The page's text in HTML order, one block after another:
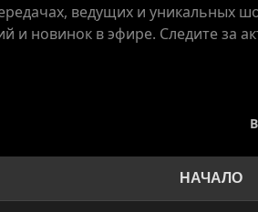
ведущих и уникальных
и новинок в эфире. Следите за
НАЧАЛО